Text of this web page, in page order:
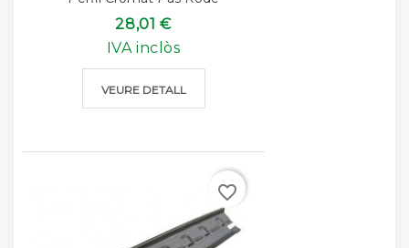
28,01 €
IVA inclòs
VEURE DETALL
favorite_border